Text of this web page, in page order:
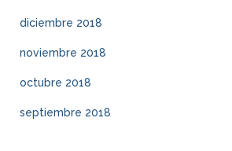
diciembre 2018
noviembre 2018
octubre 2018
septiembre 2018